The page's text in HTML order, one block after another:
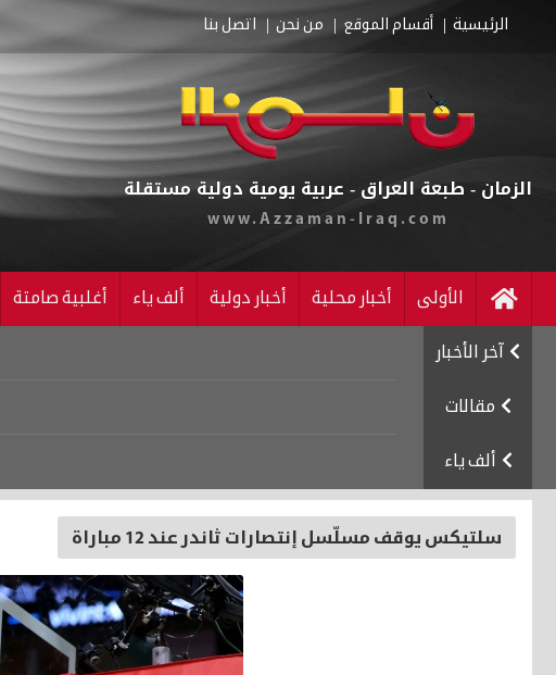
الرئيسية أقسام الموقع من نحن اتصل بنا
الزمان - طبعة العراق - عربية يومية دولية مستقلة
www.Azzaman-Iraq.com
الأولى أخبار محلية أخبار دولية ألف ياء أغلبية صامتة
آخر الأخبار
مقالات
ألف ياء
سلتيكس يوقف مسلّسل إنتصارات ثاندر عند 12 مباراة